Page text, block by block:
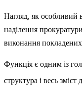
Нагляд, як особливий
наділення
виконання покладених
Функція є одним із
структура і весь зміст